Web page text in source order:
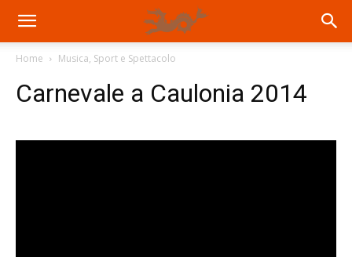
Home Musica, Sport e Spettacolo
Carnevale a Caulonia 2014